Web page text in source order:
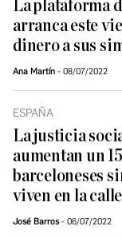
La plataforma
arranca este
dinero a sus
Ana Martín 08/07/2022
ESPAÑA
La justicia
aumentan un
barceloneses
viven en la calle
José Barros 06/07/2022